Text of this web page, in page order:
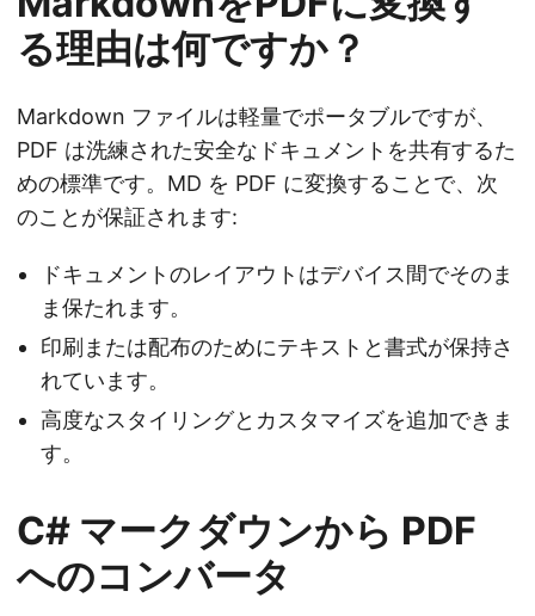
る理由は何ですか？
Markdown ファイルは軽量でポータブルですが、
PDF は洗練された安全なドキュメントを共有するた
めの標準です。MD を PDF に変換することで、次
のことが保証されます:
ドキュメントのレイアウトはデバイス間でそのま
ま保たれます。
印刷または配布のためにテキストと書式が保持さ
れています。
高度なスタイリングとカスタマイズを追加できま
す。
C# マークダウンから PDF
へのコンバータ